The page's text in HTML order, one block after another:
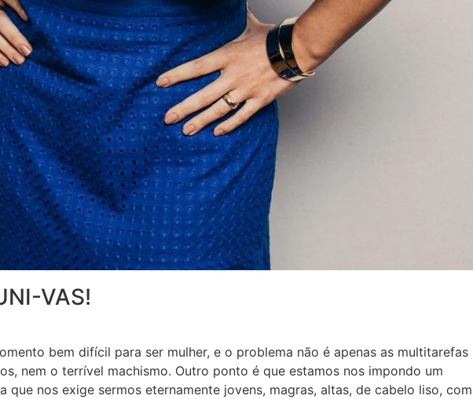
VAS!
bem difícil para ser mulher, e o problema não é apenas as multitarefas
nem o terrível machismo. Outro ponto é que estamos nos impondo um
que nos exige sermos eternamente jovens, magras, altas, de cabelo liso, com